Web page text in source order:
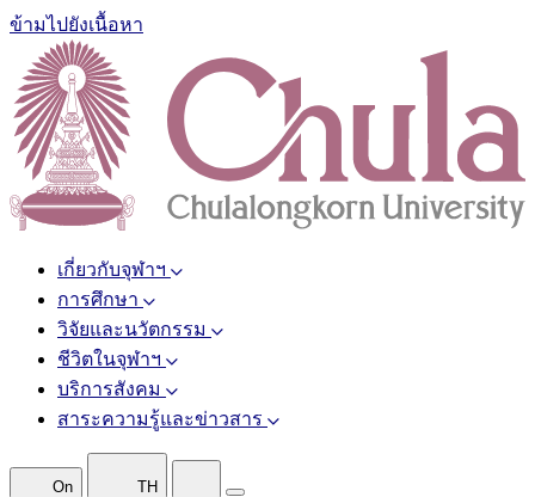
ข้ามไปยังเนื้อหา
เกี่ยวกับจุฬาฯ
การศึกษา
วิจัยและนวัตกรรม
ชีวิตในจุฬาฯ
บริการสังคม
สาระความรู้และข่าวสาร
On TH